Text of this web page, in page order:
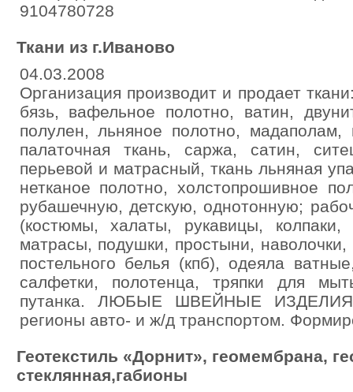
9104780728
Ткани из г.Иваново
04.03.2008
Организация производит и продает
бязь, вафельное полотно, ватин,
полулен, льняное полотно, мадаполам,
палаточная ткань, саржа, сатин,
перьевой и матрасный, ткань льняная
нетканое полотно, холстопрошивное
рубашечную, детскую, однотонную;
(костюмы, халаты, рукавицы,
матрасы, подушки, простыни, наволочки,
постельного белья (кпб), одеяла
салфетки, полотенца, тряпки для
путанка. ЛЮБЫЕ ШВЕЙНЫЕ
регионы авто- и ж/д транспортом.
Геотекстиль «Дорнит», геомембрана,
стеклянная,габионы